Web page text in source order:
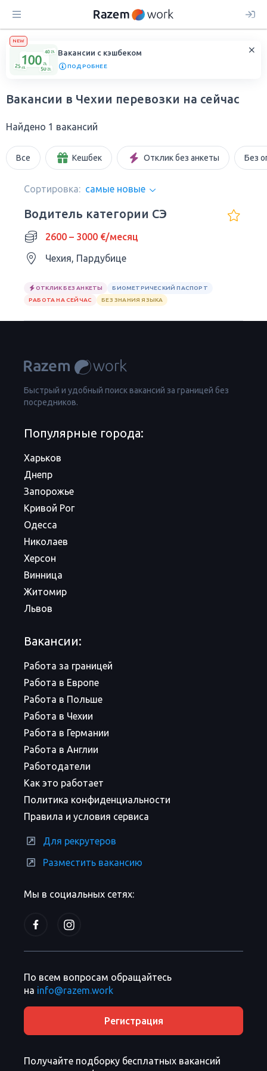
NEW
Вакансии с кэшбеком
ПОДРОБНЕЕ
Вакансии в Чехии перевозки на сейчас
Найдено 1 вакансий
Все Кешбек Отклик без анкеты Без
Сортировка: самые новые
Водитель категории СЭ
2600 – 3000 €/месяц
Чехия, Пардубице
ОТКЛИК БЕЗ АНКЕТЫ
БИОМЕТРИЧЕСКИЙ ПАСПОРТ
РАБОТА НА СЕЙЧАС
БЕЗ ЗНАНИЯ ЯЗЫКА
Быстрый и удобный поиск вакансий за границей без
посредников.
Мы в социальных сетях:
Популярные города:
Харьков
Днепр
Запорожье
Кривой Рог
Одесса
Николаев
Херсон
Винница
Житомир
Львов
Вакансии:
Работа за границей
Работа в Европе
Работа в Польше
Работа в Чехии
Работа в Германии
Работа в Англии
Работодатели
Как это работает
Политика конфиденциальности
Правила и условия сервиса
Для рекрутеров
Разместить вакансию
По всем вопросам обращайтесь
на info@razem.work
Регистрация
Получайте подборку бесплатных вакансий